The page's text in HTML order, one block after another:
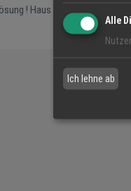
! Haus der Fußgesundheit.
Alle
Ich lehne ab